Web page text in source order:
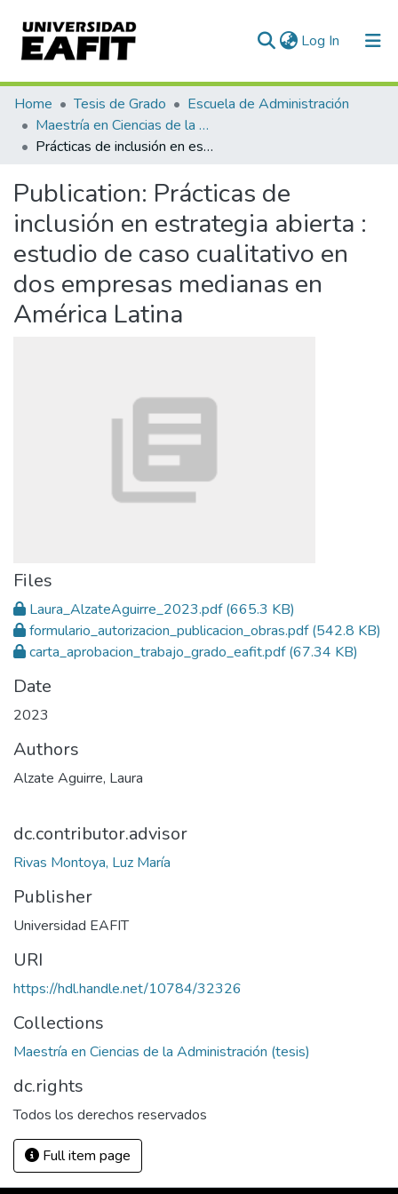
Log In (current)
Communities & Collections
All of DSpace
Home Tesis de Grado
Escuela de Administración
Maestría en Ciencias de la Administración (tesis)
Prácticas de inclusión en estrategia abierta : estudio de caso cualitativo en dos empresas medianas en América Latina
Publication: Prácticas de
inclusión en estrategia abierta :
estudio de caso cualitativo en
dos empresas medianas en
América Latina
Files
Laura_AlzateAguirre_2023.pdf(665.3 KB)
formulario_autorizacion_publicacion_obras.pdf(542.8 KB)
carta_aprobacion_trabajo_grado_eafit.pdf(67.34 KB)
Date
2023
Authors
Alzate Aguirre, Laura
dc.contributor.advisor
Rivas Montoya, Luz María
Publisher
Universidad EAFIT
URI
https://hdl.handle.net/10784/32326
Collections
Maestría en Ciencias de la Administración (tesis)
dc.rights
Todos los derechos reservados
Full item page